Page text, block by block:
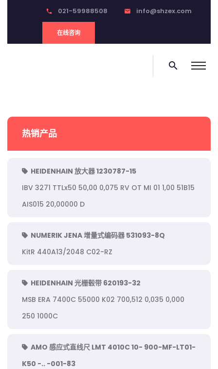
phone 021-59988508 email info@shzex.com
在线咨询
search
热销产品
HEIDENHAIN 放大器 1230787-15
IBV 3271 TTLx50 50,00 0,075 RV OT MI 01 1,00 51B15
AIS015 20,00000 D
NUMERIK JENA 增量式编码器 531093-8Q
KitR 440A13/2048 C02-RZ
HEIDENHAIN 光栅毂带 620193-32
MSB ERA 7400C 55000 K02 700,512 0,035 0,000
250 1000C
AMO 感应式直线尺 LMT 4010C 10- 900-MF-LT01-
K50 -.. -001-83